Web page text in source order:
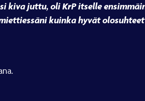
kiva juttu, oli KrP itselle
kuinka hyvät olosuhteet